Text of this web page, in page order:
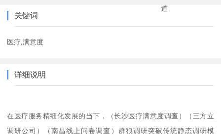
道
关键词
医疗,满意度
详细说明
在医疗服务精细化发展的当下，
（长沙医疗满意度调查）（三方立
调研公司）（南昌线上问卷调查） 群狼调研突破传统静态调研模